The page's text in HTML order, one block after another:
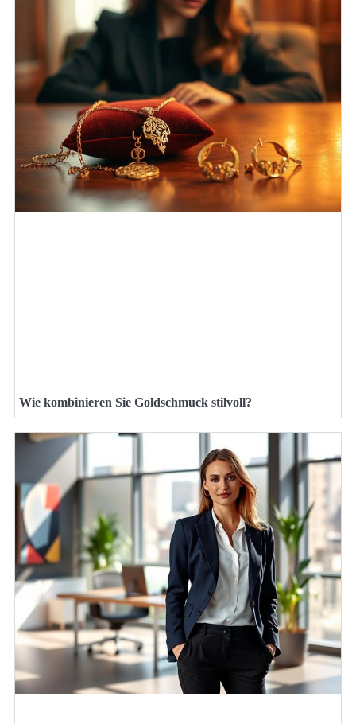
Wie kombinieren Sie Goldschmuck stilvoll?